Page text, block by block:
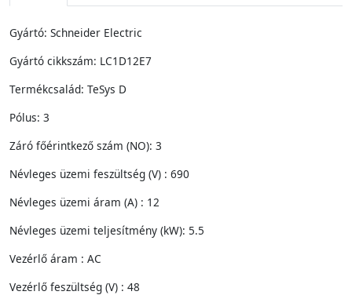
Gyártó: Schneider Electric
Gyártó cikkszám: LC1D12E7
Termékcsalád: TeSys D
Pólus: 3
Záró főérintkező szám (NO): 3
Névleges üzemi feszültség (V) : 690
Névleges üzemi áram (A) : 12
Névleges üzemi teljesítmény (kW): 5.5
Vezérlő áram : AC
Vezérlő feszültség (V) : 48